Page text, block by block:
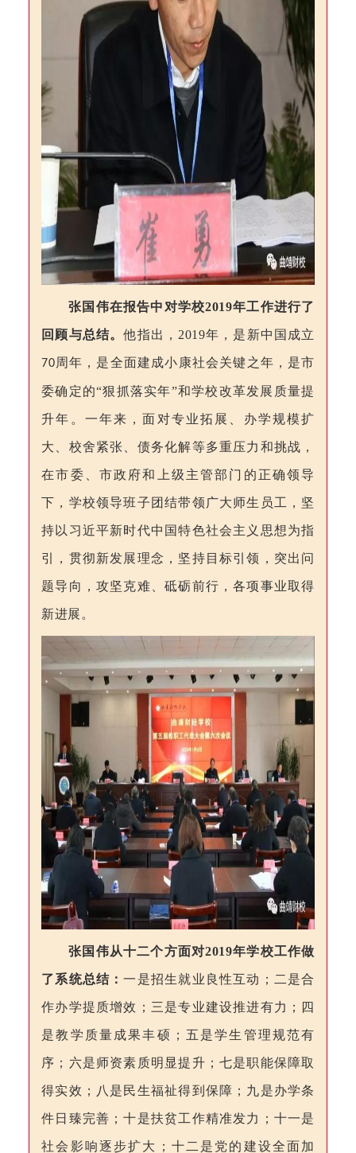
张国伟在报告中对学校2019年工作进行了
回顾与总结。他指出， 2019年，是新中国成立
70周年，是全面建成小康社会关键之年，是市
委确定的“狠抓落实年”和学校改革发展质量提
升年。一年来，面对专业拓展、办学规模扩
大、校舍紧张、债务化解等多重压力和挑战，
在市委、市政府和上级主管部门的正确领导
下，学校领导班子团结带领广大师生员工，坚
持以习近平新时代中国特色社会主义思想为指
引，贯彻新发展理念，坚持目标引领，突出问
题导向，攻坚克难、砥砺前行，各项事业取得
新进展。
张国伟从十二个方面对2019年学校工作做
了系统总结：一是招生就业良性互动 ；二是合
作办学提质增效 ；三是专业建设推进有力 ；四
是教学质量 成果丰硕；五是学生管理规范有
序；六是师资素质明显提升；七是职能保障取
得实效 ；八是 民生福祉得到保障 ；九是办学条
件日臻完善 ；十是扶贫工作精准发力 ；十一是
社会 影响逐步扩大；十二是 党的建设全面加